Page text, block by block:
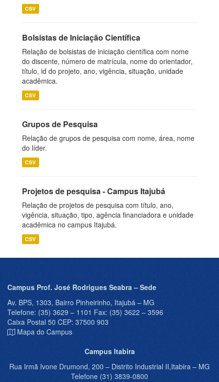
CSV
Bolsistas de Iniciação Científica
Relação de bolsistas de iniciação científica com nome
do discente, número de matrícula, nome do orientador,
título, id do projeto, ano, vigência, situação, unidade
acadêmica.
CSV
Grupos de Pesquisa
Relação de grupos de pesquisa com nome, área, nome
do líder.
CSV
Projetos de pesquisa - Campus Itajubá
Relação de projetos de pesquisa com título, ano,
vigência, situação, tipo, agência financiadora e unidade
acadêmica no campus Itajubá.
CSV
Campus Prof. José Rodrigues Seabra – Sede
Av. BPS, 1303, Bairro Pinheirinho, Itajubá – MG
Telefone: (35) 3629 – 1101 Fax: (35) 3622 – 3596
Caixa Postal 50 CEP: 37500 903
Mapa do Campus
Campus Itabira
Rua Irmã Ivone Drumond, 200 – Distrito Industrial II,Itabira – MG
Telefone (31) 3839-0800